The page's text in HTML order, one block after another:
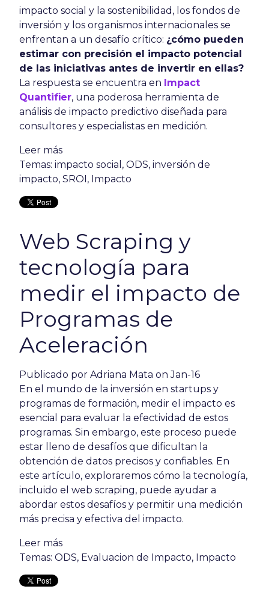
impacto social y la sostenibilidad, los fondos de
inversión y los organismos internacionales se
enfrentan a un desafío crítico: ¿cómo pueden
estimar con precisión el impacto potencial
de las iniciativas antes de invertir en ellas?
La respuesta se encuentra en Impact
Quantifier, una poderosa herramienta de
análisis de impacto predictivo diseñada para
consultores y especialistas en medición.
Leer más
Temas: impacto social , ODS, inversión de
impacto, SROI, Impacto
Web Scraping y
tecnología para
medir el impacto de
Programas de
Aceleración
Publicado por Adriana Mata on Jan-16
En el mundo de la inversión en startups y
programas de formación, medir el impacto es
esencial para evaluar la efectividad de estos
programas. Sin embargo, este proceso puede
estar lleno de desafíos que dificultan la
obtención de datos precisos y confiables. En
este artículo, exploraremos cómo la tecnología,
incluido el web scraping, puede ayudar a
abordar estos desafíos y permitir una medición
más precisa y efectiva del impacto.
Leer más
Temas: ODS, Evaluacion de Impacto, Impacto